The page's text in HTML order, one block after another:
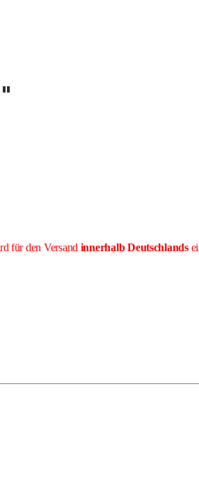
für den Versand innerhalb Deutschlands